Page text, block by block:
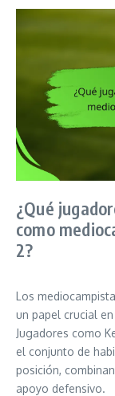
¿Qué
como
2?
Los
un papel crucial
Jugadores como
el conjunto de
posición,
apoyo defensivo.